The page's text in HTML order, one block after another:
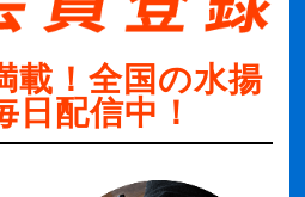
載！全国の水揚
日配信中！